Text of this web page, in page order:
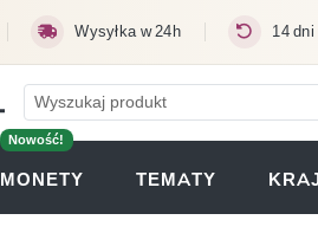
Wysyłka w 24h 14
Nowość!
MONETY (OTWIERA SIĘ W
TEMATY